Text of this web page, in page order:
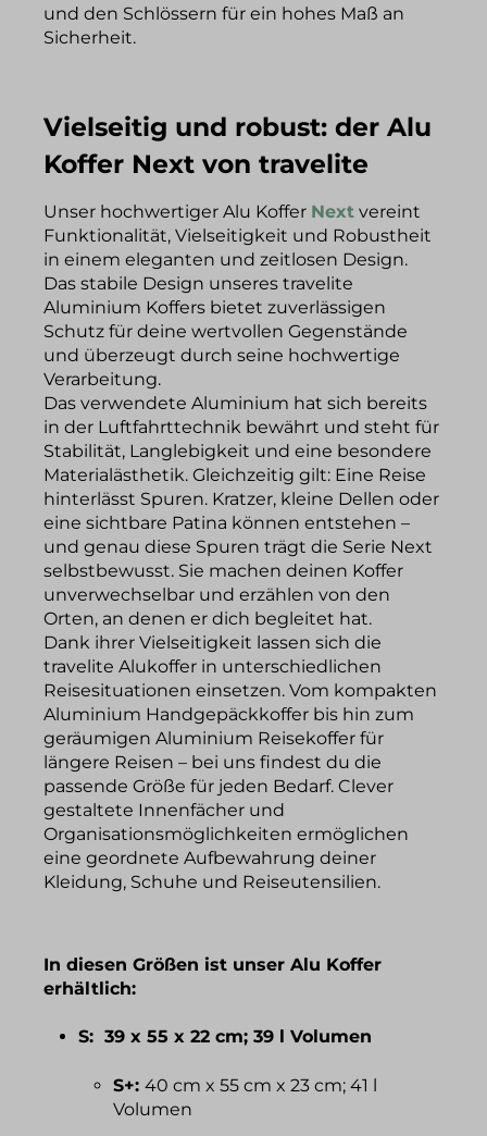
und den Schlössern für ein hohes Maß an
Sicherheit.
Vielseitig und robust: der Alu
Koffer Next von travelite
Unser hochwertiger Alu Koffer Next vereint
Funktionalität, Vielseitigkeit und Robustheit
in einem eleganten und zeitlosen Design.
Das stabile Design unseres travelite
Aluminium Koffers bietet zuverlässigen
Schutz für deine wertvollen Gegenstände
und überzeugt durch seine hochwertige
Verarbeitung.
Das verwendete Aluminium hat sich bereits
in der Luftfahrttechnik bewährt und steht für
Stabilität, Langlebigkeit und eine besondere
Materialästhetik. Gleichzeitig gilt: Eine Reise
hinterlässt Spuren. Kratzer, kleine Dellen oder
eine sichtbare Patina können entstehen –
und genau diese Spuren trägt die Serie Next
selbstbewusst. Sie machen deinen Koffer
unverwechselbar und erzählen von den
Orten, an denen er dich begleitet hat.
Dank ihrer Vielseitigkeit lassen sich die
travelite Alukoffer in unterschiedlichen
Reisesituationen einsetzen. Vom kompakten
Aluminium Handgepäckkoffer bis hin zum
geräumigen Aluminium Reisekoffer für
längere Reisen – bei uns findest du die
passende Größe für jeden Bedarf. Clever
gestaltete Innenfächer und
Organisationsmöglichkeiten ermöglichen
eine geordnete Aufbewahrung deiner
Kleidung, Schuhe und Reiseutensilien.
In diesen Größen ist unser Alu Koffer
erhältlich:
S: 39 x 55 x 22 cm; 39 l Volumen
S+: 40 cm x 55 cm x 23 cm; 41 l
Volumen